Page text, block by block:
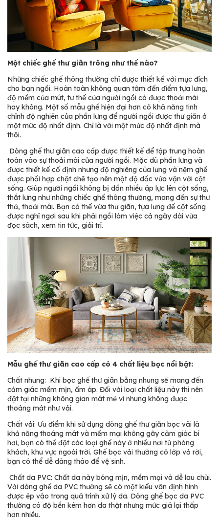
Một chiếc ghế thư giãn trông như thế nào?
Những chiếc ghế thông thường chỉ được thiết kế với mục đích
cho bạn ngồi. Hoàn toàn không quan tâm đến điểm tựa lưng,
độ mềm của mút, tư thế của người ngồi có được thoải mái
hay không. Một số mẫu ghế hiện đại hơn có khả năng tinh
chỉnh độ nghiên của phần lưng để người ngồi được thư giãn ở
một mức độ nhất định. Chỉ là với một mức độ nhất định mà
thôi.
Dòng ghế thư giãn cao cấp được thiết kế để tập trung hoàn
toàn vào sự thoải mái của người ngồi. Mặc dù phần lưng và
được thiết kế cố định nhưng độ nghiêng của lưng và nệm ghế
được phối hợp chặt chẽ tạo nên một độ dốc vừa vặn với cột
sống. Giúp người ngồi không bị dồn nhiều áp lực lên cột sống,
thắt lưng như những chiếc ghế thông thường, mang đến sự thư
thả, thoải mái. Bạn có thể vừa thư giãn, tựa lưng để cột sống
được nghỉ ngơi sau khi phải ngồi làm việc cả ngày dài vừa
đọc sách, xem tin tức, giải trí.
Mẫu ghế thư giãn cao cấp có 4 chất liệu bọc nổi bật:
Chất nhung: Khi bọc ghế thư giãn bằng nhung sẽ mang đến
cảm giác mềm mịn, ấm áp. Đối với loại chất liệu này thì nên
đặt tại những không gian mát mẻ vì nhung không được
thoáng mát như vải.
Chất vải: Ưu điểm khi sử dụng dòng ghế thư giãn bọc vải là
khả năng thoáng mát và mềm mại không gây cảm giác bí
hơi, bạn có thể đặt các loại ghế này ở nhiều nơi từ phòng
khách, khu vực ngoài trời. Ghế bọc vải thường có lớp vỏ rời,
bạn có thể dễ dàng tháo để vệ sinh.
Chất da PVC: Chất da này bóng mịn, mềm mại và dễ lau chùi.
Với dòng ghế da PVC thường sẽ có một kiểu vân định hình
được ép vào trong quá trình xử lý da. Dòng ghế bọc da PVC
thường có độ bền kém hơn da thật nhưng mức giá lại thấp
hơn nhiều.